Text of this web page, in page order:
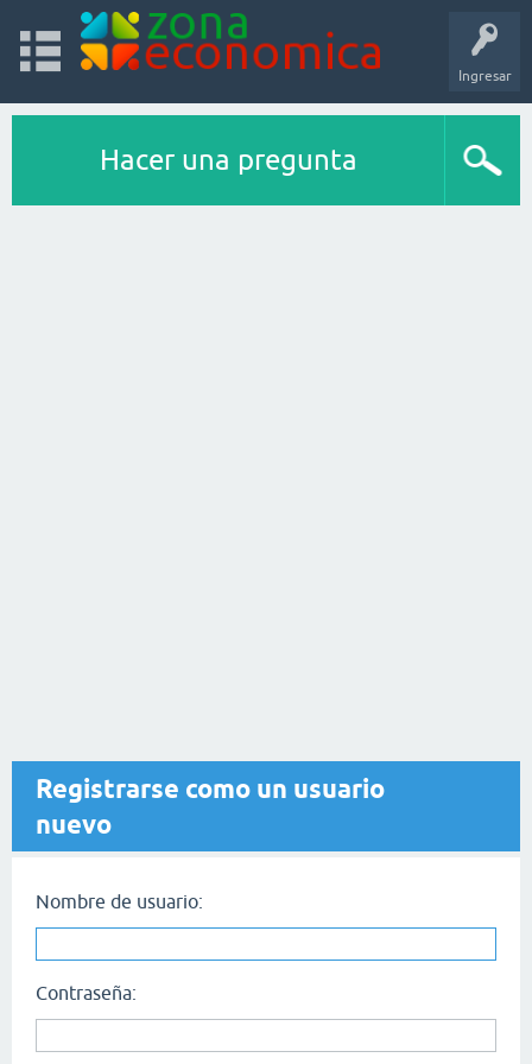
Ingresar
Hacer una pregunta
Registrarse como un usuario
nuevo
Nombre de usuario:
Contraseña: